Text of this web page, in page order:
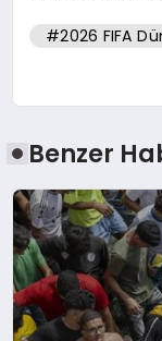
#2026 FIFA
Benzer